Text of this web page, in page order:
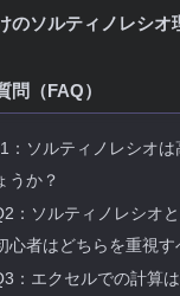
のソルティノレシオ
問（FAQ）
：ソルティノレシオ
うか？
：ソルティノレシオ
心者はどちらを重視す
：エクセルでの計算